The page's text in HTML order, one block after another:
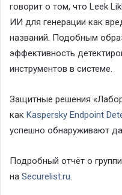
говорит о том, что Leek
ИИ для генерации как
названий. Подобным
эффективность
инструментов в системе.
Защитные решения
как Kaspersky Endpoint
успешно обнаруживают
Подробный отчёт о
на Securelist.ru.